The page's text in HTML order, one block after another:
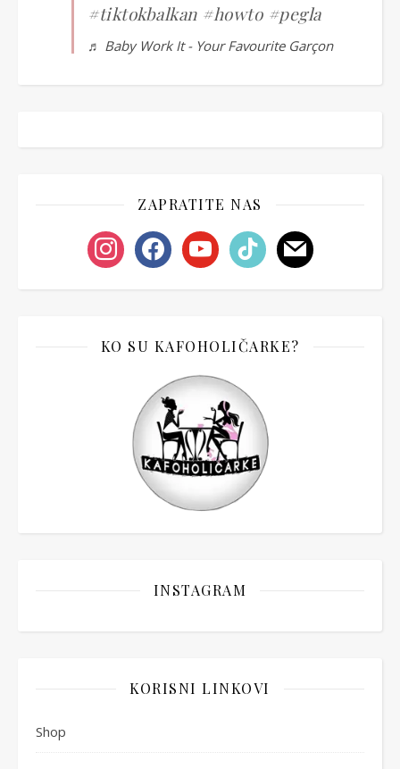
#tiktokbalkan #howto #pegla
♬ Baby Work It - Your Favourite Garçon
ZAPRATITE NAS
instagramfacebookyoutubetiktok mail
KO SU KAFOHOLIČARKE?
INSTAGRAM
KORISNI LINKOVI
Shop